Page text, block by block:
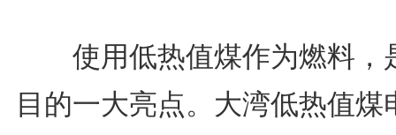
使用低热值煤作为燃料，
目的一大亮点。大湾低热值煤